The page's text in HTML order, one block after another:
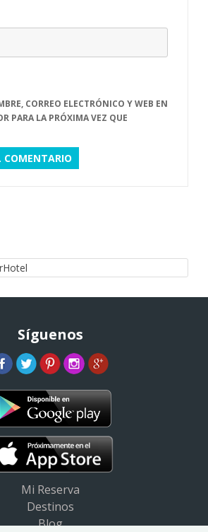
CORREO ELECTRÓNICO Y WEB EN
PARA LA PRÓXIMA VEZ QUE
Síguenos
Mi Reserva
Destinos
Blog